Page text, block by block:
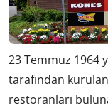
23 Temmuz 1964
tarafından
restoranları